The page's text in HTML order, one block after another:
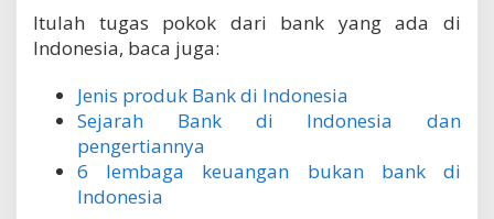
Itulah tugas pokok dari bank yang ada di
Indonesia, baca juga:
Jenis produk Bank di Indonesia
Sejarah Bank di Indonesia dan
pengertiannya
6 lembaga keuangan bukan bank di
Indonesia